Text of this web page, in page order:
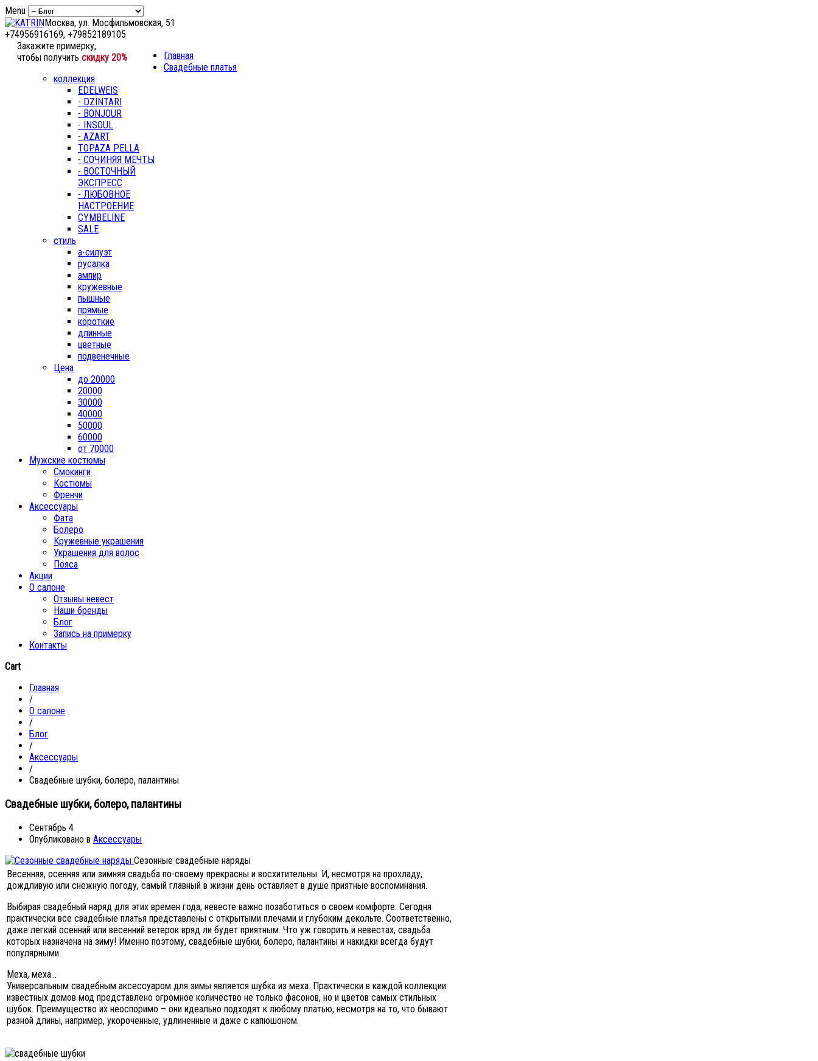
Menu
Москва, ул. Мосфильмовская, 51
+74956916169, +79852189105
Закажите примерку,
чтобы получить скидку 20%
Главная
Свадебные платья
коллекция
EDELWEIS
- DZINTARI
- BONJOUR
- INSOUL
- AZART
TOPAZA PELLA
- СОЧИНЯЯ МЕЧТЫ
- ВОСТОЧНЫЙ
ЭКСПРЕСС
- ЛЮБОВНОЕ
НАСТРОЕНИЕ
CYMBELINE
SALE
стиль
а-силуэт
русалка
ампир
кружевные
пышные
прямые
короткие
длинные
цветные
подвенечные
Цена
до 20000
20000
30000
40000
50000
60000
от 70000
Мужские костюмы
Смокинги
Костюмы
Френчи
Аксессуары
Фата
Болеро
Кружевные украшения
Украшения для волос
Пояса
Акции
О салоне
Отзывы невест
Наши бренды
Блог
Запись на примерку
Контакты
Cart
Главная
/
О салоне
/
Блог
/
Аксессуары
/
Свадебные шубки, болеро, палантины
Свадебные шубки, болеро, палантины
Сентябрь 4
Опубликовано в Аксессуары
Сезонные свадебные наряды
Весенняя, осенняя или зимняя свадьба по-своему прекрасны и восхитительны. И, несмотря на прохладу,
дождливую или снежную погоду, самый главный в жизни день оставляет в душе приятные воспоминания.
Выбирая свадебный наряд для этих времен года, невесте важно позаботиться о своем комфорте. Сегодня
практически все свадебные платья представлены с открытыми плечами и глубоким декольте. Соответственно,
даже легкий осенний или весенний ветерок вряд ли будет приятным. Что уж говорить и невестах, свадьба
которых назначена на зиму! Именно поэтому, свадебные шубки, болеро, палантины и накидки всегда будут
популярными.
Меха, меха...
Универсальным свадебным аксессуаром для зимы является шубка из меха. Практически в каждой коллекции
известных домов мод представлено огромное количество не только фасонов, но и цветов самых стильных
шубок. Преимущество их неоспоримо – они идеально подходят к любому платью, несмотря на то, что бывают
разной длины, например, укороченные, удлиненные и даже с капюшоном.